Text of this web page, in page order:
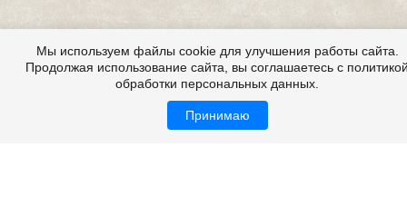
Мы используем файлы cookie для улучшения работы сайта.
Продолжая использование сайта, вы соглашаетесь с
обработки персональных данных.
Принимаю